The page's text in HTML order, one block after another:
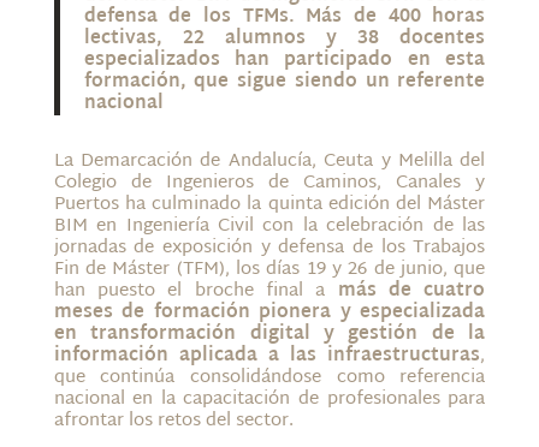
defensa de los TFMs. Más de 400 horas
lectivas, 22 alumnos y 38 docentes
especializados han participado en esta
formación, que sigue siendo un referente
nacional
La Demarcación de Andalucía, Ceuta y Melilla del
Colegio de Ingenieros de Caminos, Canales y
Puertos ha culminado la quinta edición del Máster
BIM en Ingeniería Civil con la celebración de las
jornadas de exposición y defensa de los Trabajos
Fin de Máster (TFM), los días 19 y 26 de junio, que
han puesto el broche final a más de cuatro
meses de formación pionera y especializada
en transformación digital y gestión de la
información aplicada a las infraestructuras,
que continúa consolidándose como referencia
nacional en la capacitación de profesionales para
afrontar los retos del sector.